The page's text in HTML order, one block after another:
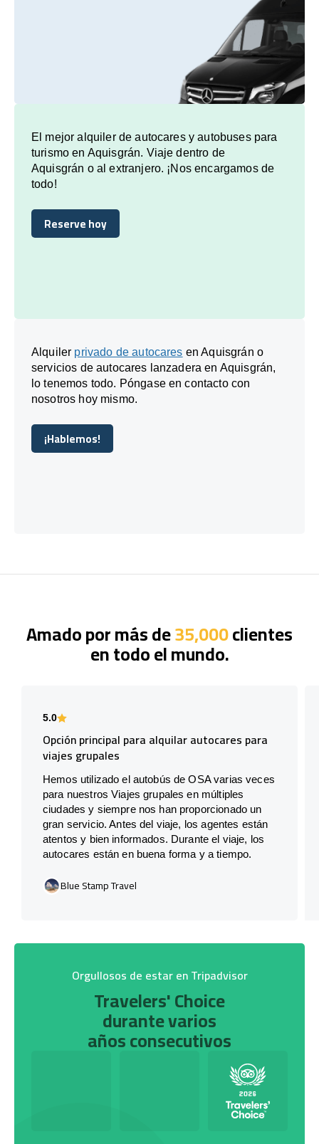
El mejor alquiler de autocares y autobuses para
turismo en Aquisgrán. Viaje dentro de
Aquisgrán o al extranjero. ¡Nos encargamos de
todo!
Reserve hoy
Reserve hoy
Alquiler privado de autocares en Aquisgrán o
servicios de autocares lanzadera en Aquisgrán,
lo tenemos todo. Póngase en contacto con
nosotros hoy mismo.
¡Hablemos!
¡Hablemos!
Amado por más de35,000clientes
en todo el mundo.
5.0
Opción principal para alquilar autocares para
viajes grupales
Hemos utilizado el autobús de OSA varias veces
para nuestros Viajes grupales en múltiples
ciudades y siempre nos han proporcionado un
gran servicio. Antes del viaje, los agentes están
atentos y bien informados. Durante el viaje, los
autocares están en buena forma y a tiempo.
Blue Stamp Travel
Orgullosos de estar en Tripadvisor
Travelers' Choice
durante varios
años consecutivos